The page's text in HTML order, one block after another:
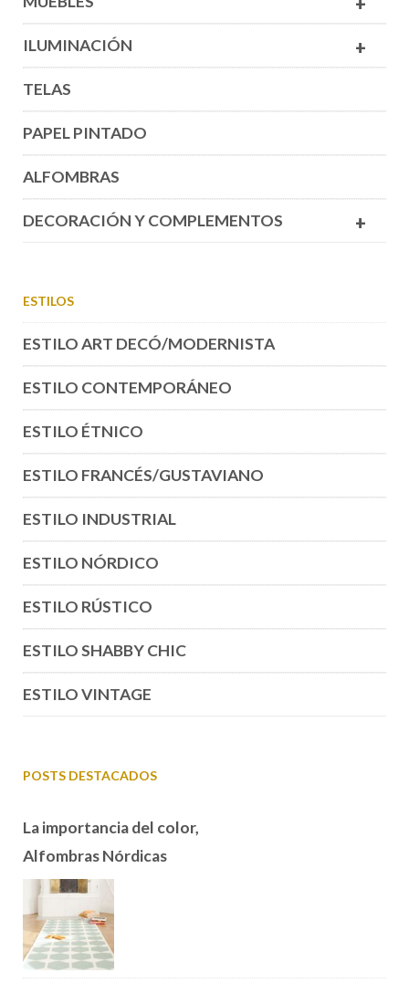
+
ILUMINACIÓN
TELAS
PAPEL PINTADO
ALFOMBRAS
+
DECORACIÓN Y COMPLEMENTOS
ESTILOS
ESTILO ART DECÓ/MODERNISTA
ESTILO CONTEMPORÁNEO
ESTILO ÉTNICO
ESTILO FRANCÉS/GUSTAVIANO
ESTILO INDUSTRIAL
ESTILO NÓRDICO
ESTILO RÚSTICO
ESTILO SHABBY CHIC
ESTILO VINTAGE
POSTS DESTACADOS
La importancia del color,
Alfombras Nórdicas